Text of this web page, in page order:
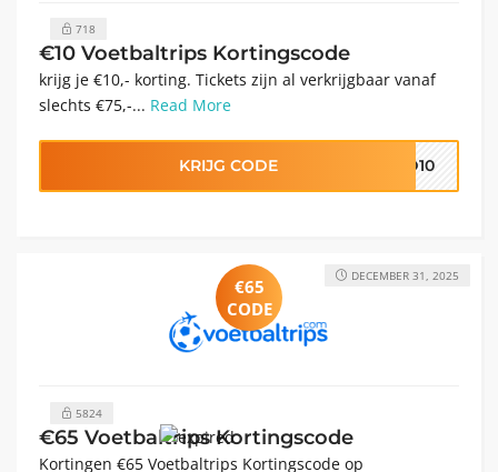
718
€10 Voetbaltrips Kortingscode
krijg je €10,- korting. Tickets zijn al verkrijgbaar vanaf
slechts €75,-... Read More
KRIJG CODE ND10
€65
CODE
5824
€65 Voetbaltrips Kortingscode
Kortingen €65 Voetbaltrips Kortingscode op
DECEMBER 31, 2025